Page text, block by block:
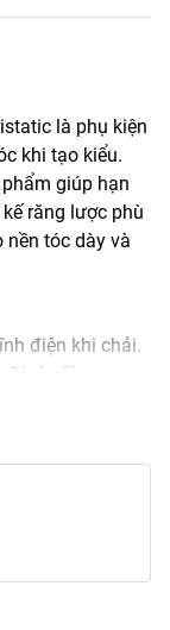
là phụ kiện
khi tạo kiểu.
giúp hạn
răng lược phù
nền tóc dày và
điện khi chải.
rối.
dùng.
hoặc chuyên